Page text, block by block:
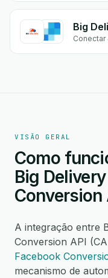
Big
Conectar
VISÃO GERAL
Como
Big
Conversion
A integração entre
Conversion API
Facebook
mecanismo de